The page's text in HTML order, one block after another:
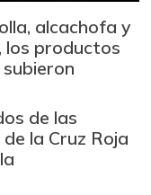
alcachofa y
los productos
de las
la Cruz Roja